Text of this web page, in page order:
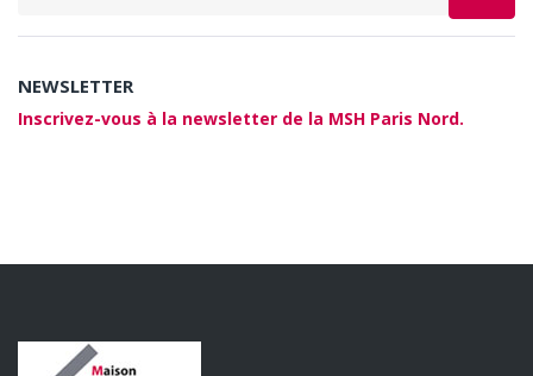
NEWSLETTER
Inscrivez-vous à la newsletter de la MSH Paris Nord.